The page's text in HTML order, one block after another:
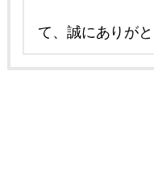
て、誠にありが